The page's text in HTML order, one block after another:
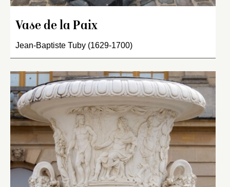
Vase de la Paix
Jean-Baptiste Tuby (1629-1700)